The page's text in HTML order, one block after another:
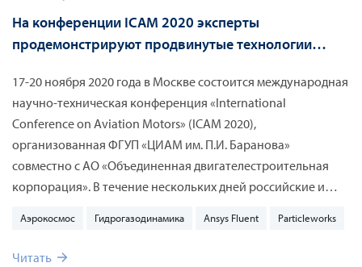
На конференции ICAM 2020 эксперты
продемонстрируют продвинутые технологии
авиационных двигателей
17-20 ноября 2020 года в Москве состоится международная
научно-техническая конференция «International
Conference on Aviation Motors» (ICAM 2020),
организованная ФГУП «ЦИАМ им. П.И. Баранова»
совместно с АО «Объединенная двигателестроительная
корпорация». В течение нескольких дней российские и
двигателестроения обсудят широкий круг вопросов по
актуальным проблемам авиационно-космической отрасли.
Аэрокосмос Гидрогазодинамика Ansys Fluent Particleworks
Читать